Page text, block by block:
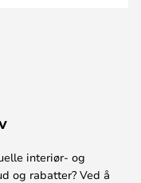
interiør- og
og rabatter? Ved å